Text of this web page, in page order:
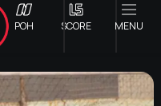
ΡΟΗ SCORE MENU